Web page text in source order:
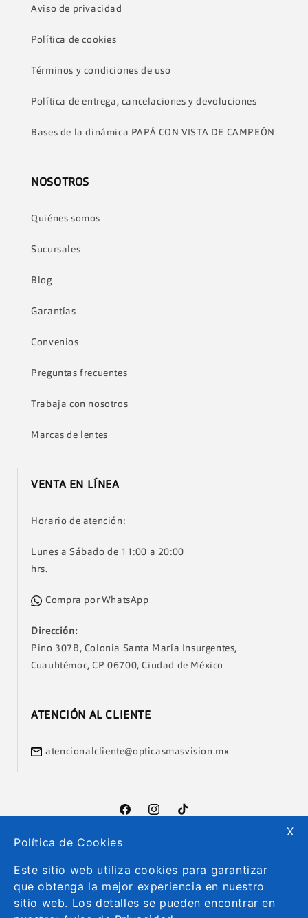
Política de Cookies
Este sitio web utiliza cookies para garantizar
que obtenga la mejor experiencia en nuestro
sitio web. Los detalles se pueden encontrar en
X
Aviso de privacidad
Política de cookies
Términos y condiciones de uso
Política de entrega, cancelaciones y devoluciones
Bases de la dinámica PAPÁ CON VISTA DE CAMPEÓN
NOSOTROS
Quiénes somos
Sucursales
Blog
Garantías
Convenios
Preguntas frecuentes
Trabaja con nosotros
Marcas de lentes
VENTA EN LÍNEA
Horario de atención:
Lunes a Sábado de 11:00 a 20:00
hrs.
Compra por WhatsApp
Dirección:
Pino 307B, Colonia Santa María Insurgentes,
Cuauhtémoc, CP 06700, Ciudad de México
ATENCIÓN AL CLIENTE
atencionalcliente@opticasmasvision.mx
FacebookInstagram
TikTok
Formas
pago
© 2026Más Visión México